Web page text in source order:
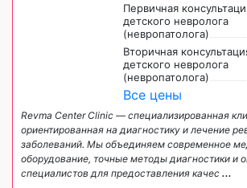
Первичная
детского невролога
(невропатолога)
Вторичная
детского невролога
(невропатолога)
Все цены
Revma Center Clinic — специализированная
ориентированная на диагностику и лечение
заболеваний. Мы объединяем современное
оборудование, точные методы диагностики и
специалистов для предоставления качес ...